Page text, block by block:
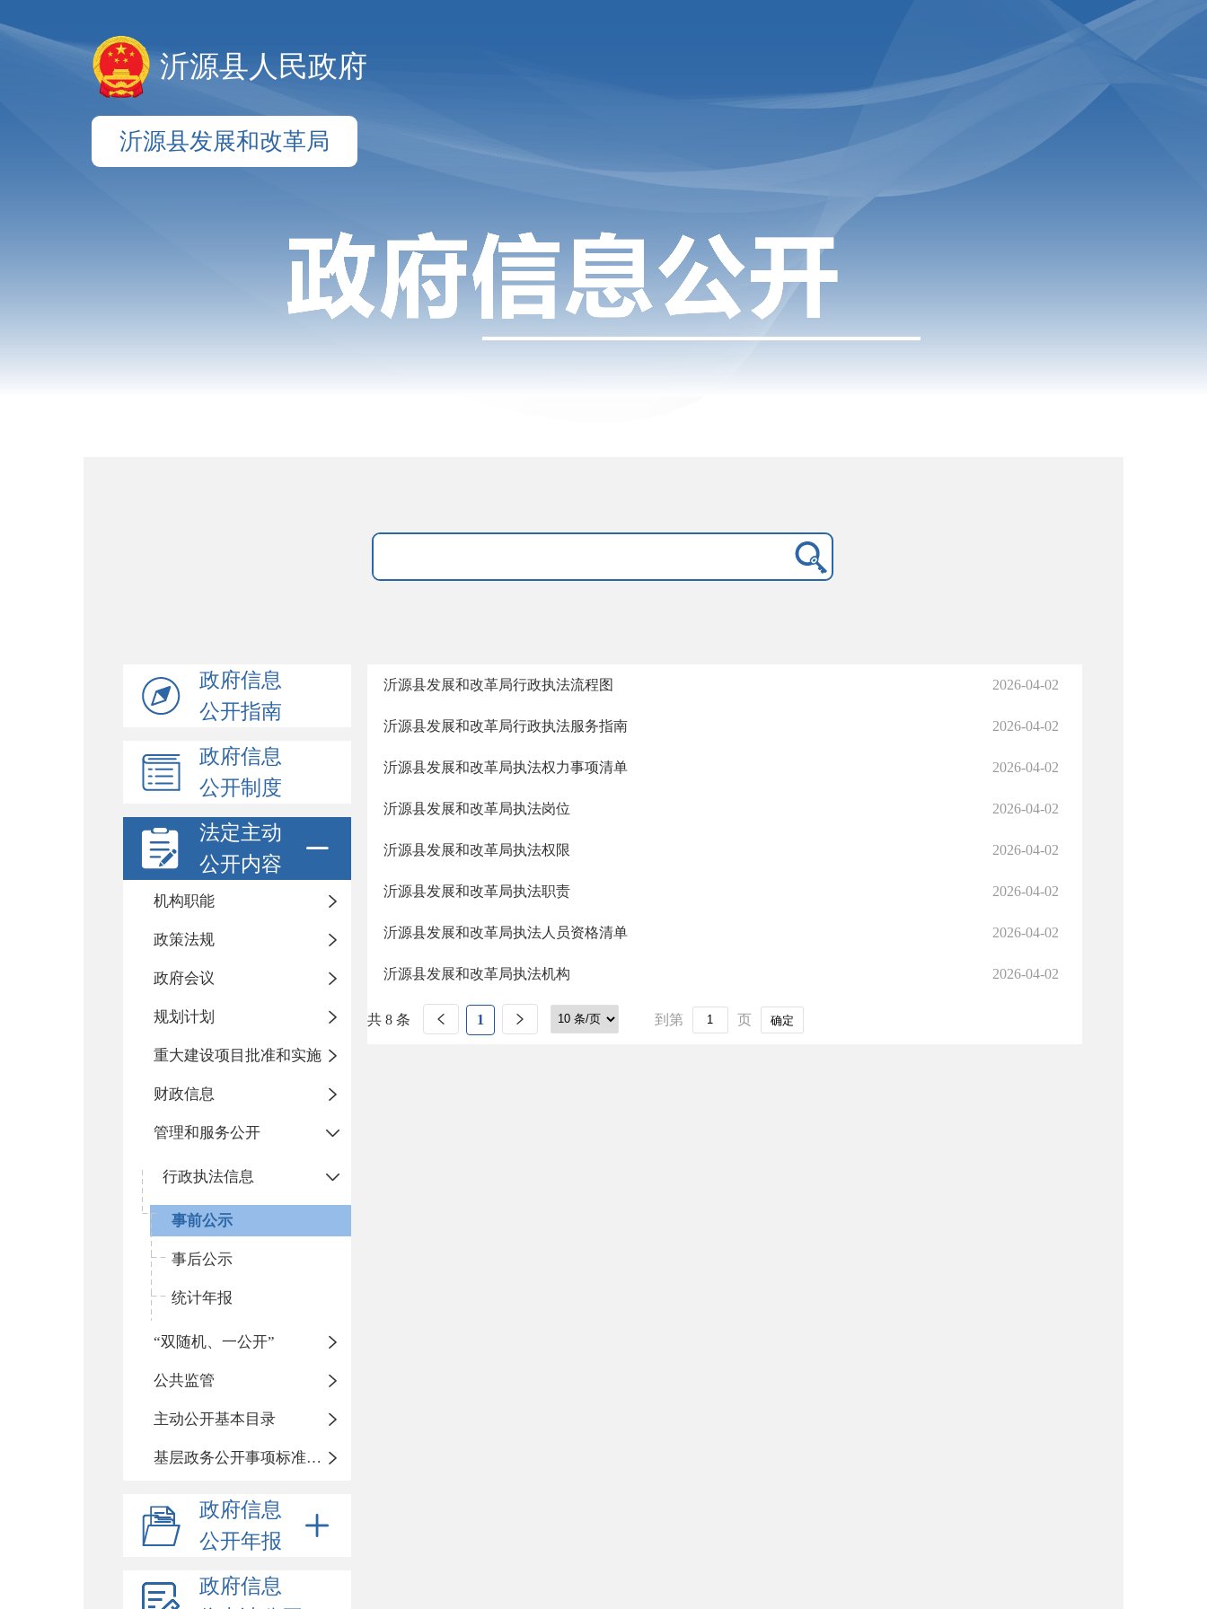
沂源县人民政府
沂源县发展和改革局
政府信息
公开指南
政府信息
公开制度
法定主动
公开内容
机构职能
政策法规
政府会议
规划计划
重大建设项目批准和实施
财政信息
管理和服务公开
行政执法信息
事前公示
事后公示
统计年报
“双随机、一公开”
公共监管
主动公开基本目录
基层政务公开事项标准目录
政府信息
公开年报
政府信息
沂源县发展和改革局行政执法流程图 2026-04-02
沂源县发展和改革局行政执法服务指南 2026-04-02
沂源县发展和改革局执法权力事项清单 2026-04-02
沂源县发展和改革局执法岗位 2026-04-02
沂源县发展和改革局执法权限 2026-04-02
沂源县发展和改革局执法职责 2026-04-02
沂源县发展和改革局执法人员资格清单 2026-04-02
沂源县发展和改革局执法机构 2026-04-02
共 8 条 1 到第 页 确定